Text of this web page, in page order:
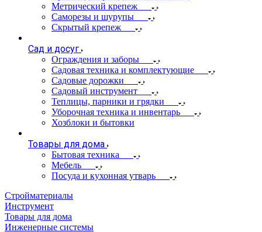
Метрический крепеж
Саморезы и шурупы
Скрытый крепеж
Сад и досуг
Ограждения и заборы
Садовая техника и комплектующие
Садовые дорожки
Садовый инструмент
Теплицы, парники и грядки
Уборочная техника и инвентарь
Хозблоки и бытовки
Товары для дома
Бытовая техника
Мебель
Посуда и кухонная утварь
Стройматериалы
Инструмент
Товары для дома
Инженерные системы